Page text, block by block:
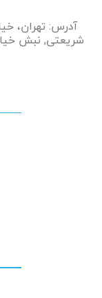
آدرس: تهران،